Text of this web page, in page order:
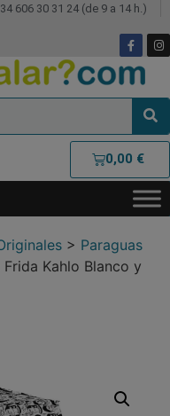
606 30 31 24 (de 9 a 14 h.)
0,00 €
> Paraguas
Kahlo Blanco y